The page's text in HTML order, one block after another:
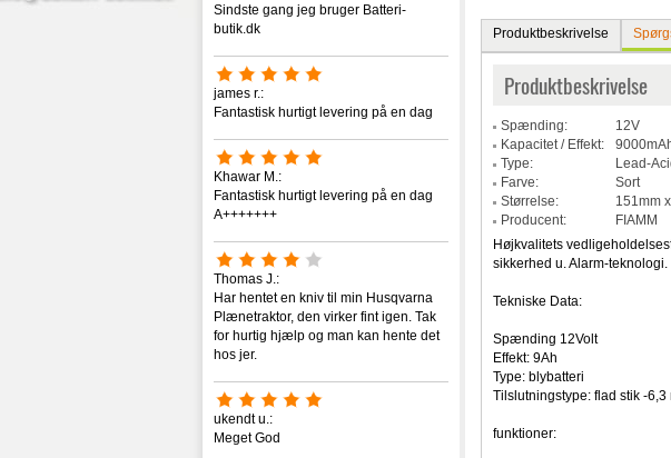
Sindste gang jeg bruger Batteri-
butik.dk
james r.:
Fantastisk hurtigt levering på en dag
Khawar M.:
Fantastisk hurtigt levering på en dag
A+++++++
Thomas J.:
Har hentet en kniv til min Husqvarna
Plænetraktor, den virker fint igen. Tak
for hurtig hjælp og man kan hente det
hos jer.
ukendt u.:
Meget God
Produktbeskrivelse
Produktbeskrivelse
Spænding:
12V
Kapacitet / Effekt:
Type:
Lead-
Farve:
Sort
Størrelse:
151mm
Producent:
FIAMM
Højkvalitets
sikkerhed u. Alarm-teknologi.
Tekniske Data:
Spænding 12Volt
Effekt: 9Ah
Type: blybatteri
Tilslutningstype: flad stik -6,3
funktioner: